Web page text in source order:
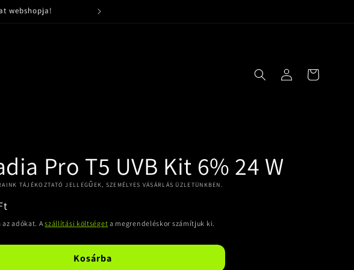
webshopja!
BejelentkezésKosár
Pro T5 UVB Kit 6% 24 W
TÁJÉKOZTATÓ JELLEGŰEK, SZEMÉLYES VÁSÁRLÁS ÜZLETÜNKBEN.
az adókat. Aszállítási költséget a megrendeléskor számítjuk ki.
Kosárba